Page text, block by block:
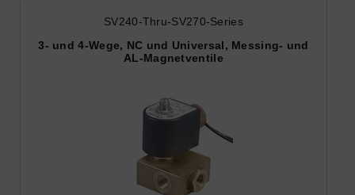
SV240-Thru-SV270-Series
3- und 4-Wege, NC und Universal, Messing- und
AL-Magnetventile